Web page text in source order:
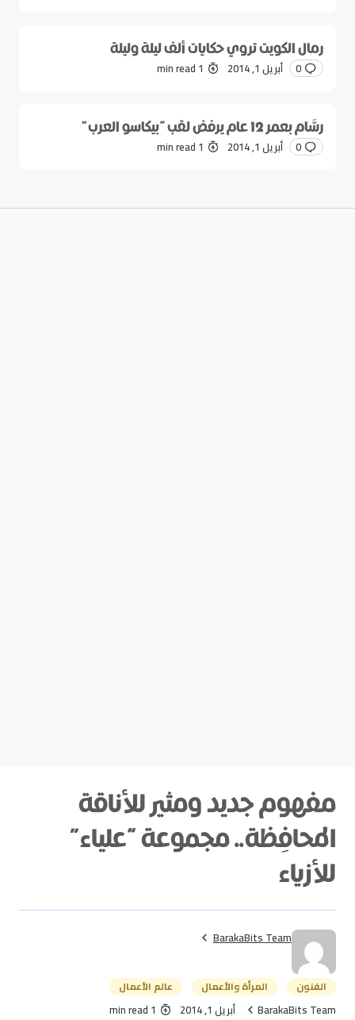
رمال الكويت تروي حكايات ألف ليلة وليلة
0 أبريل 1, 2014 1 min read
رسَّام بعمر 12 عام يرفض لقب “بيكاسو العرب”
0 أبريل 1, 2014 1 min read
مفهوم جديد ومثير للأناقة
المحافِظة.. مجموعة “علياء”
للأزياء
BarakaBits Team
الفنون المرأة والأعمال عالم الأعمال
BarakaBits Team أبريل 1, 2014 1 min read